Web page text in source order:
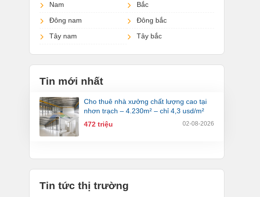
Nam
Bắc
Đông nam
Đông bắc
Tây nam
Tây bắc
Tin mới nhất
cho thuê nhà xưởng chất lượng cao tại
nhơn trạch – 4.230m² – chỉ 4,3 usd/m²
472 triệu
02-08-2026
Tin tức thị trường